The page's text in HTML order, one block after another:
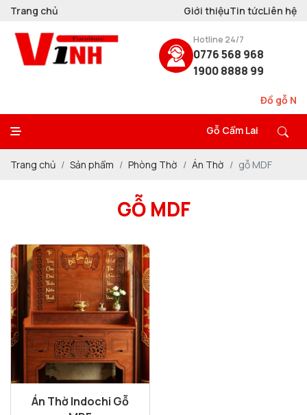
Trang chủ Giới thiệuTin tứcLiên hệ
Hotline 24/7
0776 568 968
1900 8888 99
Đồ gỗ Nội
Gỗ Cẩm Lai
Trang chủ Sản phẩm Phòng Thờ Án Thờ gỗ MDF
GỖ MDF
Án Thờ Indochi Gỗ